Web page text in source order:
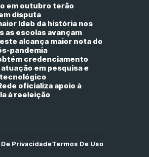
em outubro terão
disputa
Ideb da história nos
as escolas avançam
alcança maior nota do
pandemia
credenciamento
em pesquisa e
oficializa apoio à
à reeleição
PrivacidadeTermos De Uso